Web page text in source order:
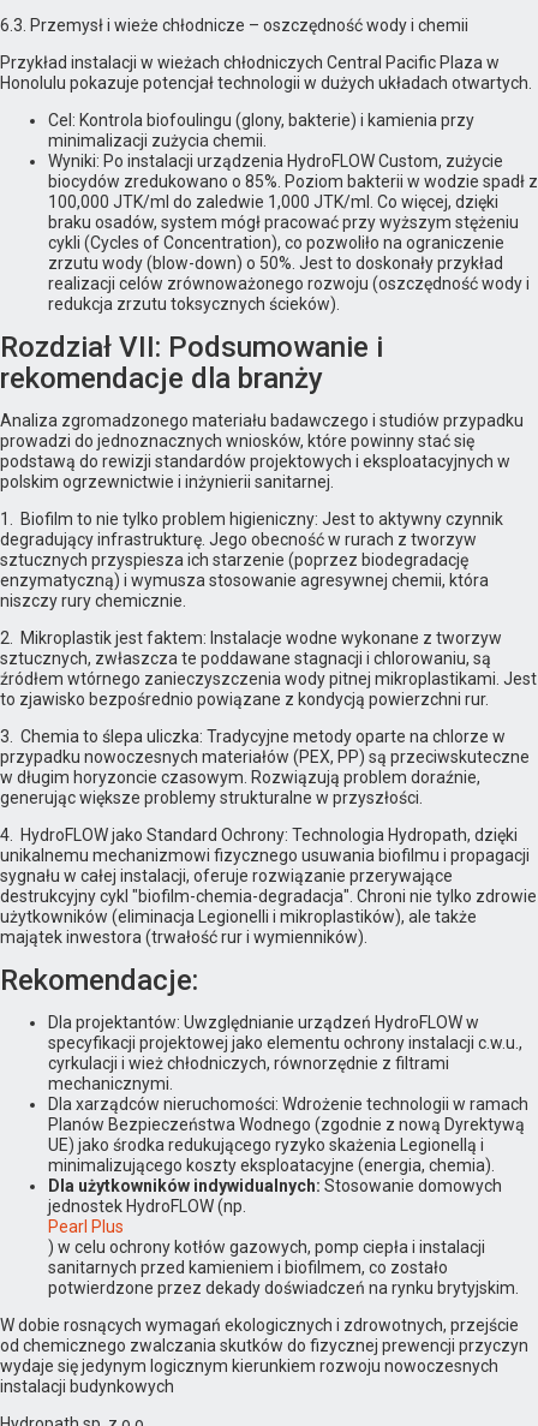
6.3. Przemysł i wieże chłodnicze – oszczędność wody i chemii
Przykład instalacji w wieżach chłodniczych Central Pacific Plaza w
Honolulu pokazuje potencjał technologii w dużych układach otwartych.
Cel: Kontrola biofoulingu (glony, bakterie) i kamienia przy
minimalizacji zużycia chemii.
Wyniki: Po instalacji urządzenia HydroFLOW Custom, zużycie
biocydów zredukowano o 85%. Poziom bakterii w wodzie spadł z
100,000 JTK/ml do zaledwie 1,000 JTK/ml. Co więcej, dzięki
braku osadów, system mógł pracować przy wyższym stężeniu
cykli (Cycles of Concentration), co pozwoliło na ograniczenie
zrzutu wody (blow-down) o 50%. Jest to doskonały przykład
realizacji celów zrównoważonego rozwoju (oszczędność wody i
redukcja zrzutu toksycznych ścieków).
Rozdział VII: Podsumowanie i
rekomendacje dla branży
Analiza zgromadzonego materiału badawczego i studiów przypadku
prowadzi do jednoznacznych wniosków, które powinny stać się
podstawą do rewizji standardów projektowych i eksploatacyjnych w
polskim ogrzewnictwie i inżynierii sanitarnej.
1. Biofilm to nie tylko problem higieniczny: Jest to aktywny czynnik
degradujący infrastrukturę. Jego obecność w rurach z tworzyw
sztucznych przyspiesza ich starzenie (poprzez biodegradację
enzymatyczną) i wymusza stosowanie agresywnej chemii, która
niszczy rury chemicznie.
2. Mikroplastik jest faktem: Instalacje wodne wykonane z tworzyw
sztucznych, zwłaszcza te poddawane stagnacji i chlorowaniu, są
źródłem wtórnego zanieczyszczenia wody pitnej mikroplastikami. Jest
to zjawisko bezpośrednio powiązane z kondycją powierzchni rur.
3. Chemia to ślepa uliczka: Tradycyjne metody oparte na chlorze w
przypadku nowoczesnych materiałów (PEX, PP) są przeciwskuteczne
w długim horyzoncie czasowym. Rozwiązują problem doraźnie,
generując większe problemy strukturalne w przyszłości.
4. HydroFLOW jako Standard Ochrony: Technologia Hydropath, dzięki
unikalnemu mechanizmowi fizycznego usuwania biofilmu i propagacji
sygnału w całej instalacji, oferuje rozwiązanie przerywające
destrukcyjny cykl "biofilm-chemia-degradacja". Chroni nie tylko zdrowie
użytkowników (eliminacja Legionelli i mikroplastików), ale także
majątek inwestora (trwałość rur i wymienników).
Rekomendacje:
Dla projektantów: Uwzględnianie urządzeń HydroFLOW w
specyfikacji projektowej jako elementu ochrony instalacji c.w.u.,
cyrkulacji i wież chłodniczych, równorzędnie z filtrami
mechanicznymi.
Dla xarządców nieruchomości: Wdrożenie technologii w ramach
Planów Bezpieczeństwa Wodnego (zgodnie z nową Dyrektywą
UE) jako środka redukującego ryzyko skażenia Legionellą i
minimalizującego koszty eksploatacyjne (energia, chemia).
Dla użytkowników indywidualnych: Stosowanie domowych
jednostek HydroFLOW (np.
Pearl Plus
) w celu ochrony kotłów gazowych, pomp ciepła i instalacji
sanitarnych przed kamieniem i biofilmem, co zostało
potwierdzone przez dekady doświadczeń na rynku brytyjskim.
W dobie rosnących wymagań ekologicznych i zdrowotnych, przejście
od chemicznego zwalczania skutków do fizycznej prewencji przyczyn
wydaje się jedynym logicznym kierunkiem rozwoju nowoczesnych
instalacji budynkowych